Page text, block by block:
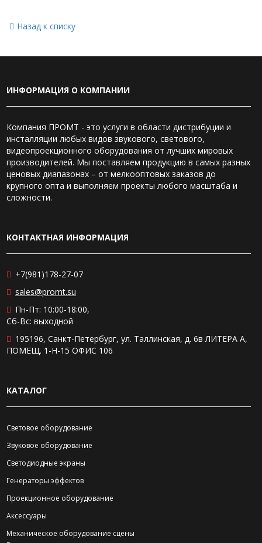
Назад к списку
ИНФОРМАЦИЯ О КОМПАНИИ
Компания ПРОМТ - это услуги в области дистрибуции и
инсталляции любых видов звукового, светового,
видеопроекционного оборудования от лучших мировых
производителей. Мы поставляем продукцию в самых разных
ценовых диапазонах – от мелкооптовых заказов до
крупного опта и выполняем проекты любого масштаба и
сложности.
КОНТАКТНАЯ ИНФОРМАЦИЯ
+7(981)178-27-07
sales@promt.su
Пн-Пт: 10:00-18:00,
Сб-Вс: выходной
195196, Санкт-Петербург, ул. Таллинская, д. 6в ЛИТЕРА А,
ПОМЕЩ. 1-Н-15 ОФИС 106
КАТАЛОГ
Световое оборудование
Звуковое оборудование
Светодиодные экраны
Генераторы эффектов
Проекционное оборудование
Аксессуары
Механическое оборудование сцены